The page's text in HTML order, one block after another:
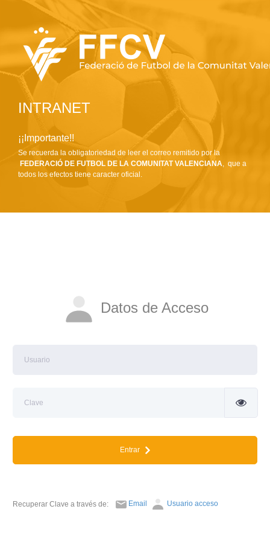
INTRANET
¡¡Importante!!
Se recuerda la obligatoriedad de leer el correo remitido por la
FEDERACIÓ DE FUTBOL DE LA COMUNITAT VALENCIANA, que a
todos los efectos tiene caracter oficial.
Datos de Acceso
Entrar
Recuperar Clave a través de: Email Usuario acceso